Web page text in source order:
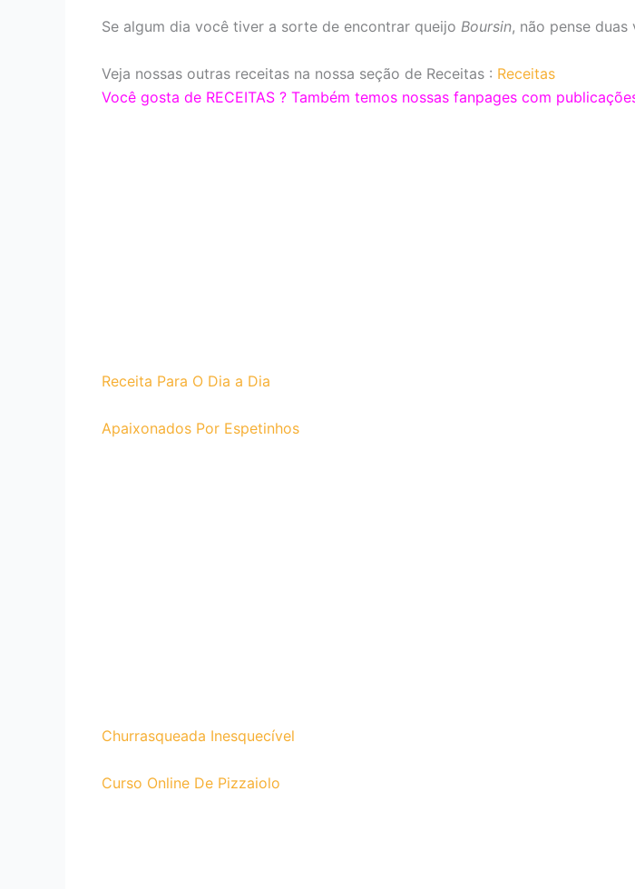
Se algum dia você tiver a sorte de encontrar queijo Boursin, não pense duas
Veja nossas outras receitas na nossa seção de Receitas : Receitas
Você gosta de RECEITAS ? Também temos nossas fanpages com
Receita Para O Dia a Dia
Apaixonados Por Espetinhos
Churrasqueada Inesquecível
Curso Online De Pizzaiolo